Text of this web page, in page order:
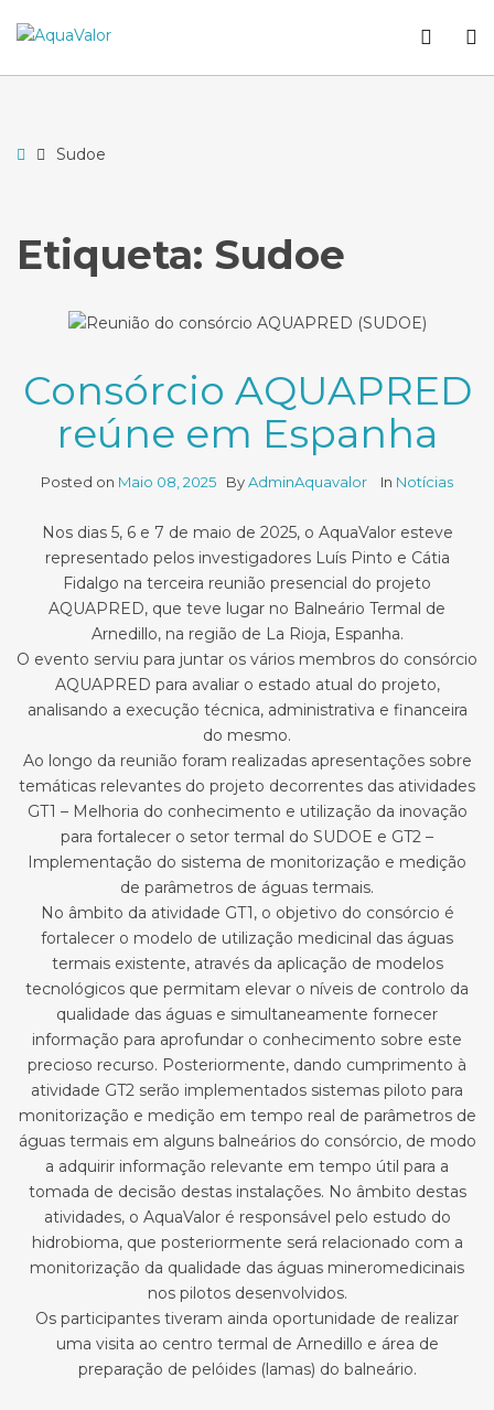
Sudoe
HomeSudoe
Etiqueta: Sudoe
Consórcio AQUAPRED
reúne em Espanha
Posted on Maio 08, 2025 ByAdminAquavalor In Notícias
Nos dias 5, 6 e 7 de maio de 2025, o AquaValor esteve
representado pelos investigadores Luís Pinto e Cátia
Fidalgo na terceira reunião presencial do projeto
AQUAPRED, que teve lugar no Balneário Termal de
Arnedillo, na região de La Rioja, Espanha.
O evento serviu para juntar os vários membros do consórcio
AQUAPRED para avaliar o estado atual do projeto,
analisando a execução técnica, administrativa e financeira
do mesmo.
Ao longo da reunião foram realizadas apresentações sobre
temáticas relevantes do projeto decorrentes das atividades
GT1 – Melhoria do conhecimento e utilização da inovação
para fortalecer o setor termal do SUDOE e GT2 –
Implementação do sistema de monitorização e medição
de parâmetros de águas termais.
No âmbito da atividade GT1, o objetivo do consórcio é
fortalecer o modelo de utilização medicinal das águas
termais existente, através da aplicação de modelos
tecnológicos que permitam elevar o níveis de controlo da
qualidade das águas e simultaneamente fornecer
informação para aprofundar o conhecimento sobre este
precioso recurso. Posteriormente, dando cumprimento à
atividade GT2 serão implementados sistemas piloto para
monitorização e medição em tempo real de parâmetros de
águas termais em alguns balneários do consórcio, de modo
a adquirir informação relevante em tempo útil para a
tomada de decisão destas instalações. No âmbito destas
atividades, o AquaValor é responsável pelo estudo do
hidrobioma, que posteriormente será relacionado com a
monitorização da qualidade das águas mineromedicinais
nos pilotos desenvolvidos.
Os participantes tiveram ainda oportunidade de realizar
uma visita ao centro termal de Arnedillo e área de
preparação de pelóides (lamas) do balneário.